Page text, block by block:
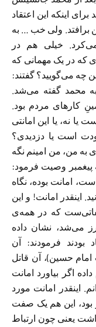
اینکه این اعتقاد
برافتد. ولی خب … به
خیلی هم در
که در یک مهمانی که
چه می‌گویید؟ گفتند:
محمد گفته می‌شد.
کارهای مردم بود.
نه، یا این امانتی
است یا دزدیدی؟
به من، من امینم نگه
وصیت فرمود:
امانت بوده، نگاه
اینقدر امانت! و این
که در همه‌ی
می‌شد، نشان داده
فرمودند: آن
حسین)، آن قاتل
اگر بیاورد امانت
اینقدر امانت مورد
بود، این هم یک صفت
یعنی چون ارتباط